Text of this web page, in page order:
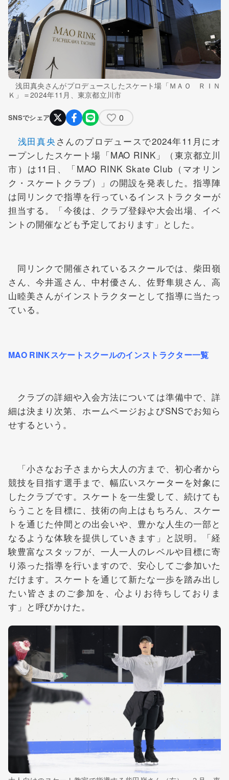
浅田真央さんがプロデュースしたスケート場「ＭＡＯ ＲＩＮ
Ｋ」＝2024年11月、東京都立川市
SNSでシェア 0
浅田真央 さんのプロデュースで2024年11月にオ
ープンしたスケート場「MAO RINK」（東京都立川
市）は11日、「MAO RINK Skate Club（マオリン
ク・スケートクラブ）」の開設を発表した。指導陣
は同リンクで指導を行っているインストラクターが
担当する。「今後は、クラブ登録や大会出場、イベ
ントの開催なども予定しております」とした。
同リンクで開催されているスクールでは、柴田嶺
さん、今井遥さん、中村優さん、佐野隼規さん、高
山睦美さんがインストラクターとして指導に当たっ
ている。
MAO RINKスケートスクールのインストラクター一覧
クラブの詳細や入会方法については準備中で、詳
細は決まり次第、ホームページおよびSNSでお知ら
せするという。
「小さなお子さまから大人の方まで、初心者から
競技を目指す選手まで、幅広いスケーターを対象に
したクラブです。スケートを一生愛して、続けても
らうことを目標に、技術の向上はもちろん、スケー
トを通じた仲間との出会いや、豊かな人生の一部と
なるような体験を提供していきます」と説明。「経
験豊富なスタッフが、一人一人のレベルや目標に寄
り添った指導を行いますので、安心してご参加いた
だけます。スケートを通じて新たな一歩を踏み出し
たい皆さまのご参加を、心よりお待ちしておりま
す」と呼びかけた。